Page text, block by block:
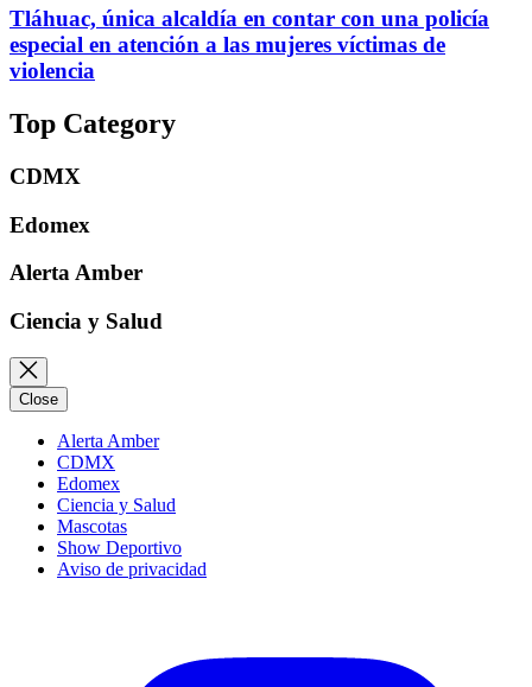
Tláhuac, única alcaldía en contar con una policía
especial en atención a las mujeres víctimas de
violencia
Top Category
CDMX
Edomex
Alerta Amber
Ciencia y Salud
Close
Alerta Amber
CDMX
Edomex
Ciencia y Salud
Mascotas
Show Deportivo
Aviso de privacidad